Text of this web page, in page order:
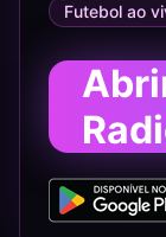
Futebol ao